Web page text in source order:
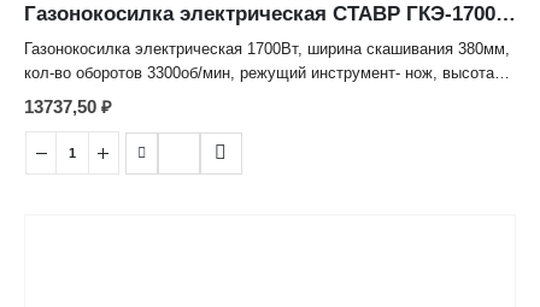
Газонокосилка электрическая СТАВР ГКЭ-1700 нож, 3300об/мин, 1700Вт
Газонокосилка электрическая 1700Вт, ширина скашивания 380мм,
кол-во оборотов 3300об/мин, режущий инструмент- нож, высота
уровня скашивания 25/38/51/65/75мм, объем травосборника 35л,
длина сетевого кабеля 0,35м, передние колеса 13,7см (5,4"
дюйма), задние колеса 16,1см (6,3" дюйма)
13737,50 ₽